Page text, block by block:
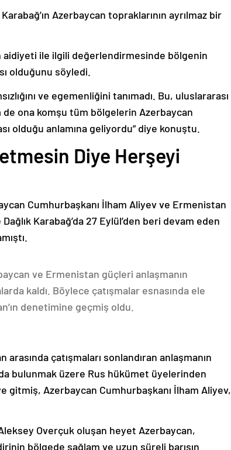
Karabağ’ın Azerbaycan topraklarının ayrılmaz bir
aidiyeti ile ilgili değerlendirmesinde bölgenin
olduğunu söyledi.
ve egemenliğini tanımadı. Bu, uluslararası
de ona komşu tüm bölgelerin Azerbaycan
olduğu anlamına geliyordu” diye konuştu.
Diye Herşeyi
Cumhurbaşkanı İlham Aliyev ve Ermenistan
Karabağ’da 27 Eylül’den beri devam eden
ve Ermenistan güçleri anlaşmanın
kaldı. Böylece çatışmalar esnasında ele
denetimine geçmiş oldu.
çatışmaları sonlandıran anlaşmanın
bulunmak üzere Rus hükümet üyelerinden
gitmiş, Azerbaycan Cumhurbaşkanı İlham Aliyev,
Overçuk oluşan heyet Azerbaycan,
bölgede sağlam ve uzun süreli barışın